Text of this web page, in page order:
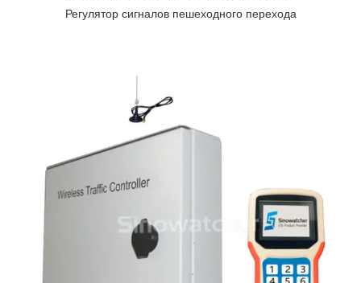
Регулятор сигналов пешеходного перехода